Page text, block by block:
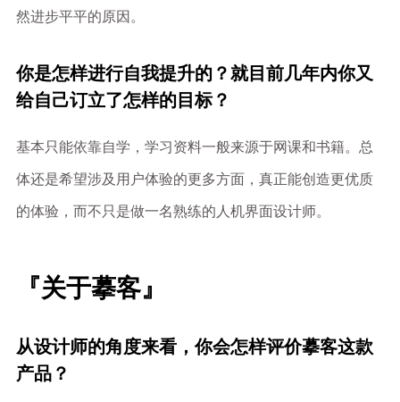
然进步平平的原因。
你是怎样进行自我提升的？就目前几年内你又
给自己订立了怎样的目标？
基本只能依靠自学，学习资料一般来源于网课和书籍。总
体还是希望涉及用户体验的更多方面，真正能创造更优质
的体验，而不只是做一名熟练的人机界面设计师。
『关于摹客』
从设计师的角度来看，你会怎样评价摹客这款
产品？